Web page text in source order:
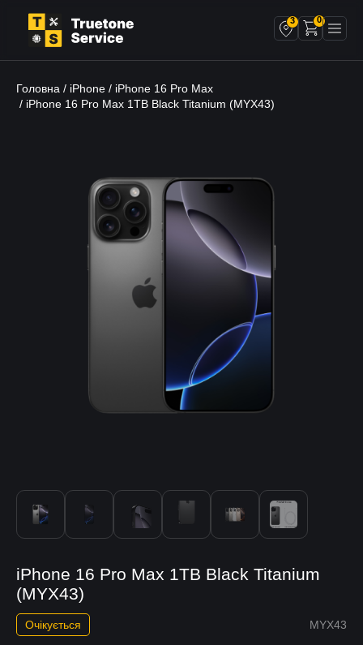
3 0
Головна / iPhone / iPhone 16 Pro Max
/ iPhone 16 Pro Max 1TB Black Titanium (MYX43)
iPhone 16 Pro Max 1TB Black Titanium
(MYX43)
MYX43
Очікується